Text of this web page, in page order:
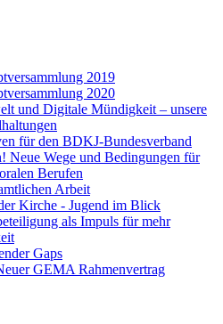
2019
2020
und Digitale Mündigkeit – unsere
für den BDKJ-Bundesverband
Neue Wege und Bedingungen für
Berufen
Arbeit
Kirche - Jugend im Blick
als Impuls für mehr
Gaps
GEMA Rahmenvertrag